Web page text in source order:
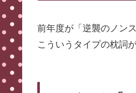
前年度が「逆襲のノン
こういうタイプの枕詞